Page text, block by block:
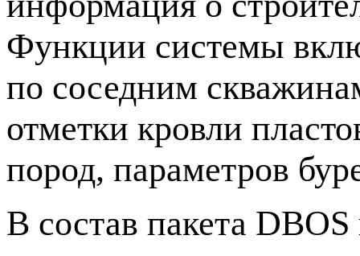
Функции системы
по соседним
отметки кровли
пород, параметров
В состав пакета DBOS